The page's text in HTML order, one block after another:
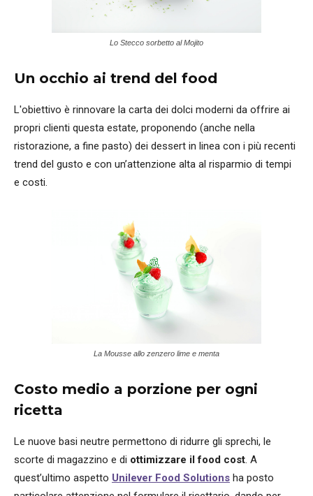
Lo Stecco sorbetto al Mojito
Un occhio ai trend del food
L'obiettivo è rinnovare la carta dei dolci moderni da offrire ai
propri clienti questa estate, proponendo (anche nella
ristorazione, a fine pasto) dei dessert in linea con i più recenti
trend del gusto e con un’attenzione alta al risparmio di tempi
e costi.
La Mousse allo zenzero lime e menta
Costo medio a porzione per ogni
ricetta
Le nuove basi neutre permettono di ridurre gli sprechi, le
scorte di magazzino e di ottimizzare il food cost. A
quest’ultimo aspetto Unilever Food Solutions ha posto